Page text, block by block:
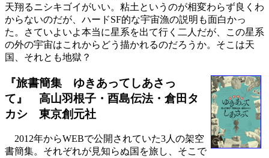
天翔るニシキゴイがいい。粘土というのが相変わらず良くわ
からないのだが、ハードSF的な宇宙漁の説明も面白かっ
た。さていよいよ本当に星系を出て行く二人だが、この星系
の外の宇宙はこれからどう描かれるのだろうか。そこは天
国、それとも地獄？
『旅書簡集 ゆきあってしあさっ
て』 高山羽根子・酉島伝法・倉田タ
カシ
東京創元社
2012年からWEBで公開されていた3人の架空
書簡集。それぞれが見知らぬ国を旅し、そこで